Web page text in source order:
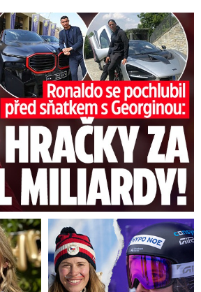
sňatkem: Hračky za půl miliardy!